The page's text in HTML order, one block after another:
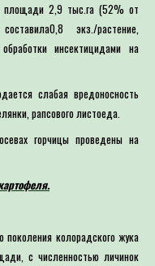
2,9 тыс.га (52% от
экз./растение,
инсектицидами на
слабая вредоносность
рапсового листоеда.
горчицы проведены на
поколения колорадского жука
с численностью личинок